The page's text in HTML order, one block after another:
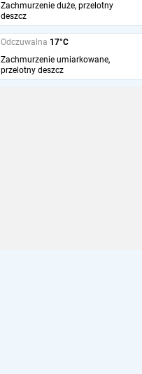
Zachmurzenie duże, przelotny
deszcz
Odczuwalna 17°C
Zachmurzenie umiarkowane,
przelotny deszcz